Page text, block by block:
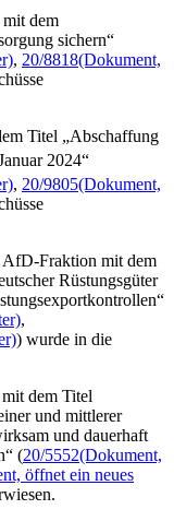
dem
sichern“
, 20/8818(Dokument,
Titel „Abschaffung
2024“
, 20/9805(Dokument,
AfD-Fraktion mit dem
Rüstungsgüter
,
) wurde in die
dem Titel
und mittlerer
und dauerhaft
(20/5552(Dokument,
öffnet ein neues